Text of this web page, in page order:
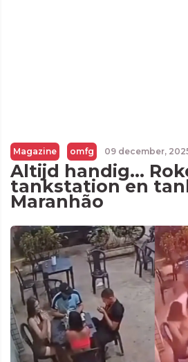
Magazine omfg 09 december,
Altijd handig…
tankstation en
Maranhão